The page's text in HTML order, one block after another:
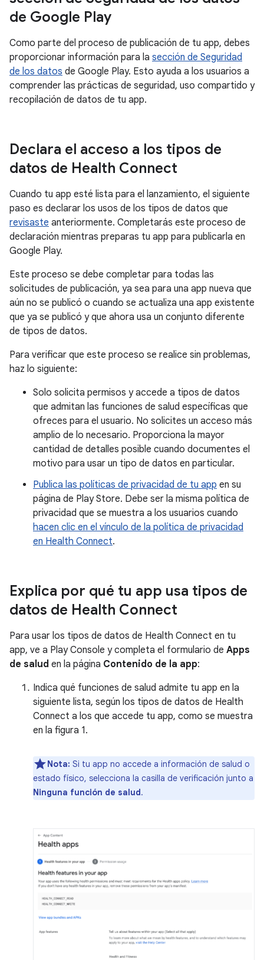
de Google Play
Como parte del proceso de publicación de tu app, debes
proporcionar información para la sección de Seguridad
de los datos de Google Play. Esto ayuda a los usuarios a
comprender las prácticas de seguridad, uso compartido y
recopilación de datos de tu app.
Declara el acceso a los tipos de
datos de Health Connect
Cuando tu app esté lista para el lanzamiento, el siguiente
paso es declarar los usos de los tipos de datos que
revisaste anteriormente. Completarás este proceso de
declaración mientras preparas tu app para publicarla en
Google Play.
Este proceso se debe completar para todas las
solicitudes de publicación, ya sea para una app nueva que
aún no se publicó o cuando se actualiza una app existente
que ya se publicó y que ahora usa un conjunto diferente
de tipos de datos.
Para verificar que este proceso se realice sin problemas,
haz lo siguiente:
Solo solicita permisos y accede a tipos de datos
que admitan las funciones de salud específicas que
ofreces para el usuario. No solicites un acceso más
amplio de lo necesario. Proporciona la mayor
cantidad de detalles posible cuando documentes el
motivo para usar un tipo de datos en particular.
Publica las políticas de privacidad de tu app en su
página de Play Store. Debe ser la misma política de
privacidad que se muestra a los usuarios cuando
hacen clic en el vínculo de la política de privacidad
en Health Connect.
Explica por qué tu app usa tipos de
datos de Health Connect
Para usar los tipos de datos de Health Connect en tu
app, ve a Play Console y completa el formulario de Apps
de salud en la página Contenido de la app:
Indica qué funciones de salud admite tu app en la
siguiente lista, según los tipos de datos de Health
Connect a los que accede tu app, como se muestra
en la figura 1.
Nota: Si tu app no accede a información de salud o
estado físico, selecciona la casilla de verificación junto a
Ninguna función de salud.